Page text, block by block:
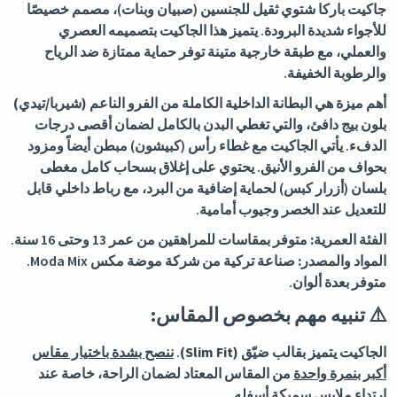
جاكيت باركا شتوي ثقيل للجنسين (صبيان وبنات)، مصمم خصيصًا
للأجواء شديدة البرودة. يتميز هذا الجاكيت بتصميمه العصري
والعملي، مع طبقة خارجية متينة توفر حماية ممتازة ضد الرياح
والرطوبة الخفيفة.
أهم ميزة هي البطانة الداخلية الكاملة من الفرو الناعم (شيربا/تيدي)
بلون بيج دافئ، والتي تغطي البدن بالكامل لضمان أقصى درجات
الدفء. يأتي الجاكيت مع غطاء رأس (كبيشون) مبطن أيضاً ومزود
بحواف من الفرو الأنيق. يحتوي على إغلاق بسحاب كامل مغطى
بلسان (أزرار كبس) لحماية إضافية من البرد، مع رباط داخلي قابل
للتعديل عند الخصر وجيوب أمامية.
الفئة العمرية: متوفر بمقاسات للمراهقين من عمر 13 وحتى 16 سنة.
المواد والمصدر:
صناعة تركية من شركة موضة مكس Moda Mix.
متوفر بعدة ألوان.
⚠️تنبيه مهم بخصوص المقاس:
الجاكيت يتميز بقالب ضيّق (Slim Fit) . ننصح بشدة باختيار مقاس
أكبر بنمرة واحدة من المقاس المعتاد لضمان الراحة، خاصة عند